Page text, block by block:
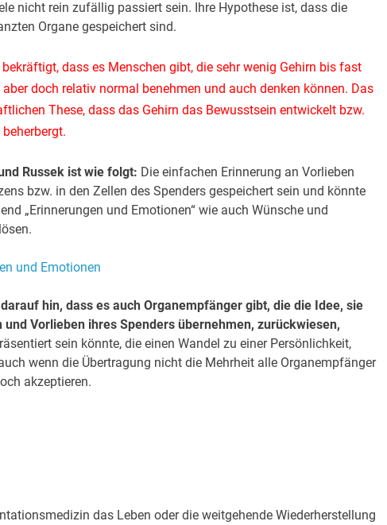
nicht rein zufällig passiert sein. Ihre Hypothese ist, dass die
Organe gespeichert sind.
dass es Menschen gibt, die sehr wenig Gehirn bis fast
doch relativ normal benehmen und auch denken können. Das
These, dass das Gehirn das Bewusstsein entwickelt bzw.
Russek ist wie folgt: Die einfachen Erinnerung an Vorlieben
bzw. in den Zellen des Spenders gespeichert sein und könnte
„Erinnerungen und Emotionen“ wie auch Wünsche und
hin, dass es auch Organempfänger gibt, die die Idee, sie
Vorlieben ihres Spenders übernehmen, zurückwiesen,
sein könnte, die einen Wandel zu einer Persönlichkeit,
wenn die Übertragung nicht die Mehrheit alle Organempfänger
akzeptieren.
das Leben oder die weitgehende Wiederherstellung